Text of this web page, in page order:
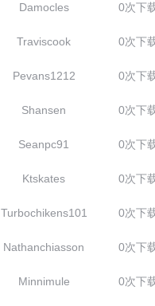
Damocles 0次下
Traviscook 0次下
Pevans1212 0次下
Shansen 0次下
Seanpc91 0次下
Ktskates 0次下
Turbochikens101 0次下
Nathanchiasson 0次下
Minnimule 0次下